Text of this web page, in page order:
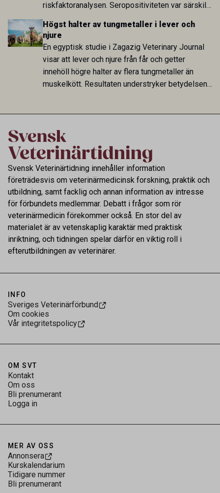
riskfaktoranalysen. Seropositiviteten var särskilt
hög i Zarqa och statistiskt kopplad till bland
annat stallhållning. Resultaten visar att hästarna
har exponerats för parasiten – men inte att de
fungerar som reservoarer eller bidrar till
smittspridning.
Högst halter av tungmetaller i lever och
njure
En egyptisk studie i Zagazig Veterinary Journal
visar att lever och njure från får och getter
innehöll högre halter av flera tungmetaller än
muskelkött. Resultaten understryker betydelsen
Svensk Veterinärtidning innehåller information
företrädesvis om veterinärmedicinsk forskning, praktik och
utbildning, samt facklig och annan information av intresse
för förbundets medlemmar. Debatt i frågor som rör
veterinärmedicin förekommer också. En stor del av
materialet är av vetenskaplig karaktär med praktisk
inriktning, och tidningen spelar därför en viktig roll i
efterutbildningen av veterinärer.
INFO
Sveriges Veterinärförbund
Om cookies
Vår integritetspolicy
OM SVT
Kontakt
Om oss
Bli prenumerant
Logga in
MER AV OSS
Annonsera
Kurskalendarium
Tidigare nummer
Bli prenumerant